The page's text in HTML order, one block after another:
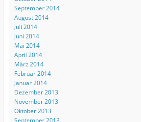
September 2014
August 2014
Juli 2014
Juni 2014
Mai 2014
April 2014
März 2014
Februar 2014
Januar 2014
Dezember 2013
November 2013
Oktober 2013
September 2013